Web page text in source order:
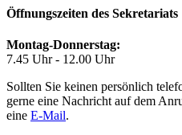
Öffnungszeiten des Sekretariats
Montag-Donnerstag:
7.45 Uhr - 12.00 Uhr
Sollten Sie keinen persönlich
gerne eine Nachricht auf dem
eine E-Mail.